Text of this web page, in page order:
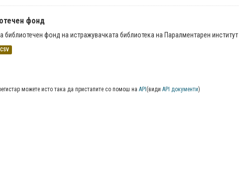
фонд
библиотечен фонд на истражувачката библиотека на Паралментарен институт
CSV
можете исто така да пристапите со помош на API (види API документи)